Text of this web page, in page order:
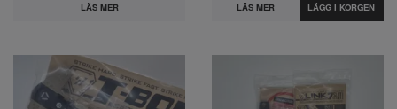
LÄS MER LÄS MER